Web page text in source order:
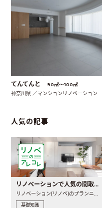
てんてんと 90㎡〜100㎡
神奈川県 ／マンションリノベーション
人気の記事
リノベーションで人気の間取りとは？トレンドの間取りと実例を徹底解説
基礎知識